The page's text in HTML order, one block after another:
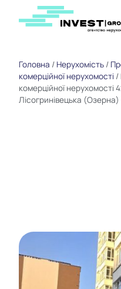
Головна / Нерухомість /
комерційної нерухомості /
комерційної нерухомості
Лісогринівецька